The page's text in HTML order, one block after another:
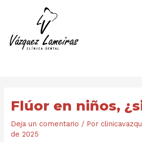
Flúor en niños,
Deja un comentario / Por
de 2025